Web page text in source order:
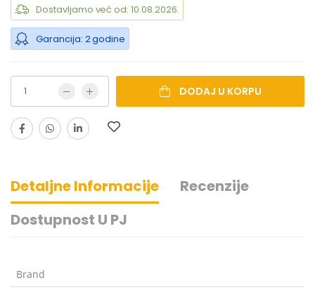
Dostavljamo već od: 10.08.2026.
Garancija: 2 godine
DODAJ U KORPU
Detaljne Informacije
Recenzije
Dostupnost U PJ
Brand